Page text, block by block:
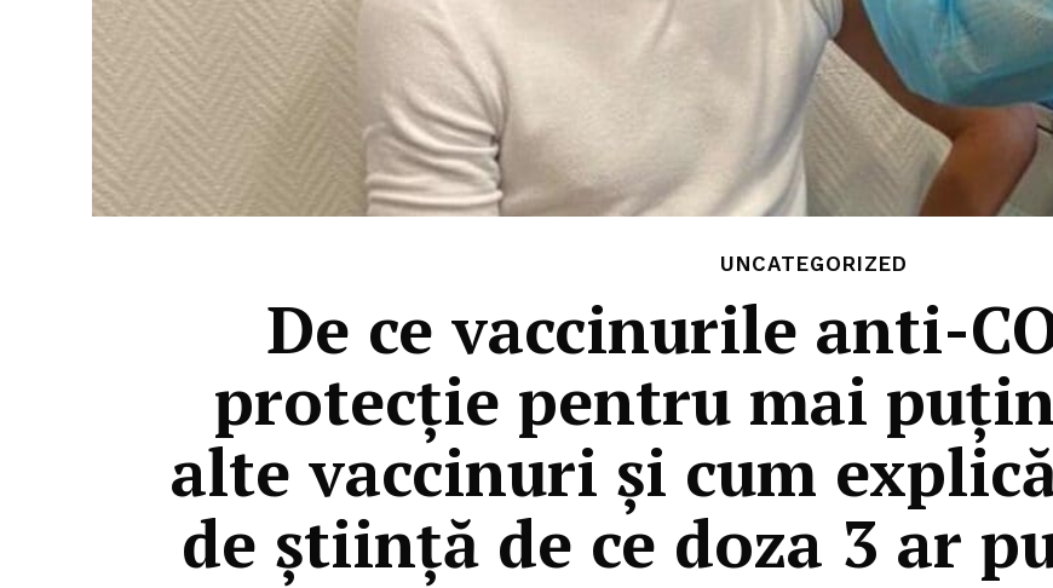
UNCATEGORIZED
De ce vaccinurile anti-
protecție pentru mai
alte vaccinuri și cum
de știință de ce doza 3 ar